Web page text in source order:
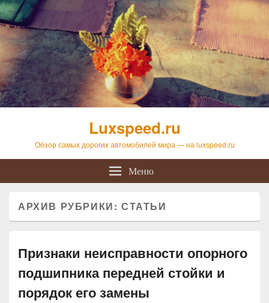
Luxspeed.ru
Обзор самых дорогих автомобилей мира — на luxspeed.ru
Меню
АРХИВ РУБРИКИ: СТАТЬИ
Признаки неисправности опорного
подшипника передней стойки и
порядок его замены